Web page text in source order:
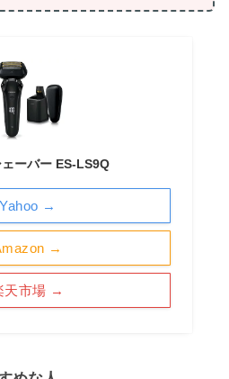
ーバー ES-LS9Q
→
天市場 →
Yahoo →